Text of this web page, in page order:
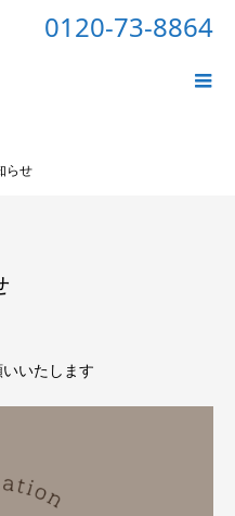
0120-73-8864
らせ
いたします